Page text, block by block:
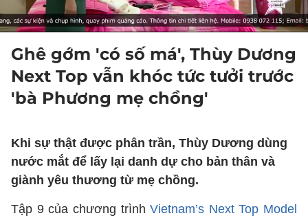
Ghê gớm 'có số má', Thùy Dương
Next Top vẫn khóc tức tưởi trước
'bà Phương mẹ chồng'
Khi sự thật được phân trần, Thùy Dương dùng
nước mắt để lấy lại danh dự cho bản thân và
giành yêu thương từ mẹ chồng.
Tập 9 của chương trìnhVietnam’s Next Top Model